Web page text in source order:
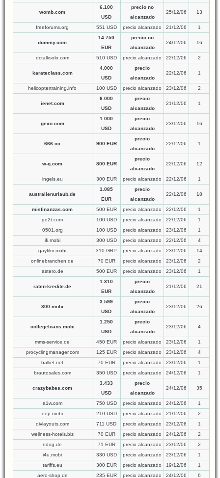
womb.com
6.100
USD
precio no
alcanzado
25/12/06 13
freeforums.org 551 USD precio alcanzado 21/12/06 1
dummy.com
14.750
EUR
precio no
alcanzado
24/12/06 16
dctalksolo.com 510 USD precio alcanzado 22/12/06 2
karateclass.com
4.000
USD
precio
alcanzado
22/12/06 1
helicoptertraining.info 100 USD precio alcanzado 23/12/06 2
ienet.com
6.000
USD
precio
alcanzado
21/12/06 1
gexo.com
1.000
USD
precio
alcanzado
23/12/06 16
666.cc 900 EUR
precio
alcanzado
22/12/06 1
w-q.com 800 EUR
precio
alcanzado
22/12/06 12
ingels.eu 300 EUR precio alcanzado 22/12/06 1
australienurlaub.de
1.085
EUR
precio
alcanzado
22/12/06 18
misfinanzas.com 500 EUR precio alcanzado 22/12/06
1
go2t.com
100 USD precio alcanzado 22/12/06
1
0501.org
100 USD precio alcanzado 23/12/06
1
ifi.mobi
300 USD precio alcanzado 22/12/06
4
gayfilm.mobi
310 GBP precio alcanzado 23/12/06
14
onlinebranchen.de
70 EUR precio alcanzado 23/12/06
2
astero.de
500 EUR precio alcanzado 23/12/06 1
raten-kredite.de
1.310
EUR
precio
alcanzado
21/12/06 21
300.mobi
3.599
USD
precio
alcanzado
23/12/06 26
collegeloans.mobi
1.250
USD
precio
alcanzado
23/12/06 4
mms-service.de 450 EUR precio alcanzado 23/12/06
1
procyclingmanager.com
125 EUR precio alcanzado 23/12/06
4
balliet.net
70 EUR precio alcanzado 23/12/06
1
brautosales.com
350 USD precio alcanzado 24/12/06 1
crazybabes.com
3.433
USD
precio
alcanzado
24/12/06 35
a1w.com 750 USD precio alcanzado 24/12/06
1
eep.mobi
210 USD precio alcanzado 21/12/06
2
divlayouts.com
711 USD precio alcanzado 23/12/06
1
wellness-hotels.biz
70 EUR precio alcanzado 24/12/06
2
edog.de
71 EUR precio alcanzado 23/12/06
2
i4u.mobi
330 USD precio alcanzado 23/12/06
1
tariffs.eu
300 EUR precio alcanzado 19/12/06
1
aero-shop.de
235 EUR precio alcanzado 24/12/06 6